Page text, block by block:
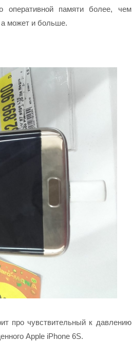
оперативной памяти более, чем
а может и больше.
про чувствительный к давлению
Apple iPhone 6S.